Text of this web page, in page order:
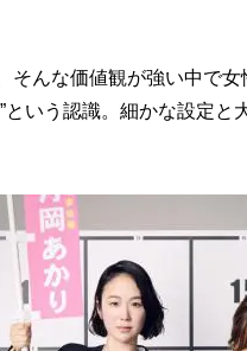
そんな価値観が強い中で
という認識。細かな設定